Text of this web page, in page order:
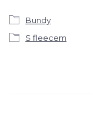
Bundy
S fleecem